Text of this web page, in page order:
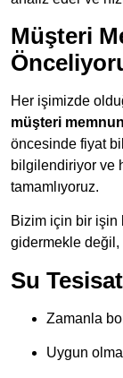
Müşteri
Her işimizde
müşteri
öncesinde fiyat
bilgilendiriyor ve
tamamlıyoruz.
Bizim için bir işin
gidermekle değil,
Su
Zamanla
Uygun